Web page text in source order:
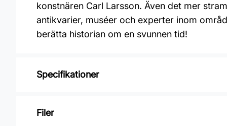
konstnären Carl Larsson. Även det mer
antikvarier, muséer och experter inom
berätta historian om en svunnen tid!
Specifikationer
Varumärke: Duro
Filer